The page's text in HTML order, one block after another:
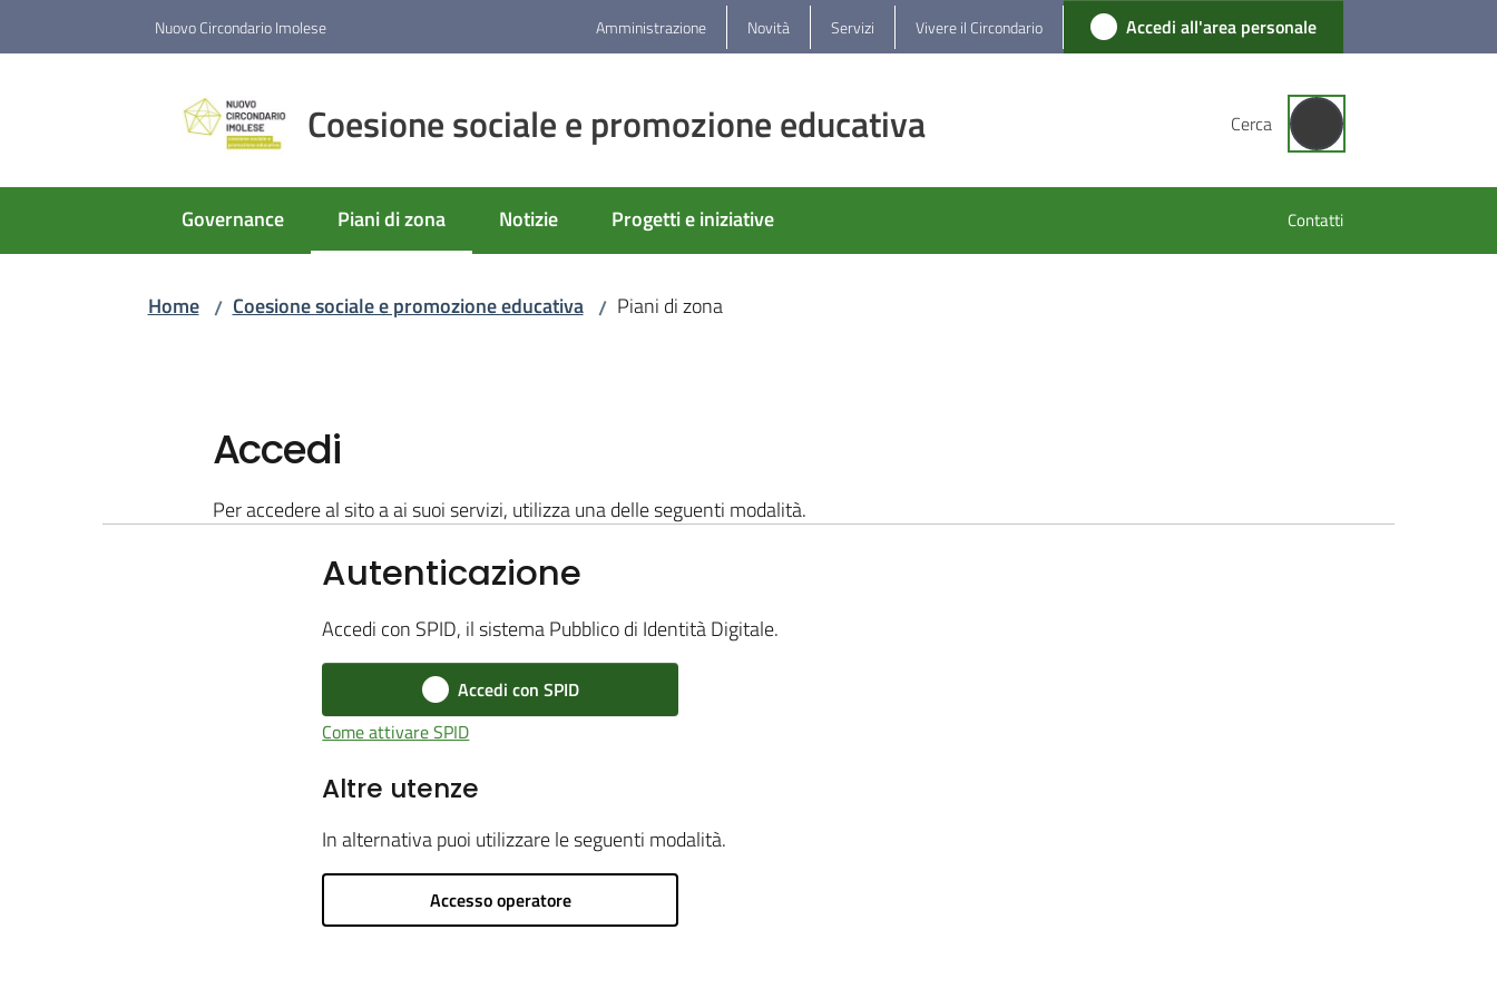
Nuovo Circondario Imolese Amministrazione Novità Servizi Vivere il Circondario Accedi all'area personale
Coesione sociale e promozione educativa Cerca
Governance Piani di zona
Menu selezionato Notizie Progetti e iniziative Contatti
Home / Coesione sociale e promozione educativa / Piani di zona
Accedi
Per accedere al sito a ai suoi servizi, utilizza una delle seguenti modalità.
Autenticazione
Accedi con SPID, il sistema Pubblico di Identità Digitale.
Accedi con SPID
Come attivare SPID
Altre utenze
In alternativa puoi utilizzare le seguenti modalità.
Accesso operatore